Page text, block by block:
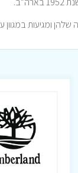
ומגיעות במגוון